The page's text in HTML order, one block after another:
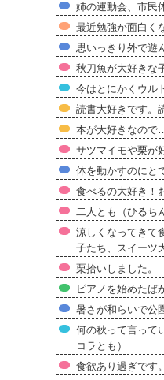
姉の運動会、市民
最近勉強が面白く
思いっきり外で遊
秋刀魚が大好きな
今はとにかくウル
読書大好きです。
本が大好きなので
サツマイモや栗が
体を動かすのにと
食べるの大好き！
二人とも（ひるち
涼しくなってきて
子たち、スイーツ
栗拾いしました。
ピアノを始めたば
暑さが和らいで公
何の秋って言って
コラとも）
食欲あり過ぎです